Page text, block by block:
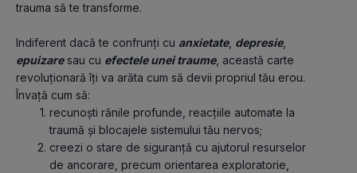
trauma să te transforme.
Indiferent dacă te confrunți cu anxietate, depresie
epuizare sau cu efectele unei traume, această carte
revoluționară îți va arăta cum să devii propriul tău erou.
Învață cum să:
recunoști rănile profunde, reacțiile automate la
traumă și blocajele sistemului tău nervos;
creezi o stare de siguranță cu ajutorul resurselor
de ancorare, precum orientarea exploratorie,